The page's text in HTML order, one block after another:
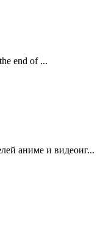
end of ...
аниме и видеоиг...